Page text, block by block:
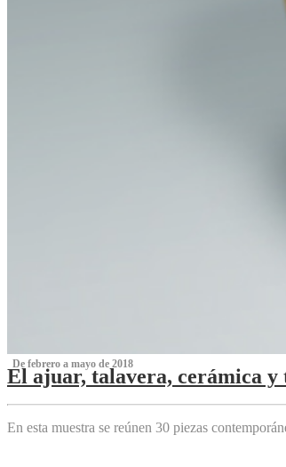
‌ De febrero a mayo de 2018
El ajuar, talavera, cerámica
‌
En esta muestra se reúnen 30 piezas